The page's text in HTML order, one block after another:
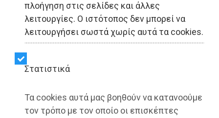
πλοήγηση στις σελίδες και άλλες
λειτουργίες. Ο ιστότοπος δεν μπορεί να
λειτουργήσει σωστά χωρίς αυτά τα cookies.
Στατιστικά
Τα cookies αυτά μας βοηθούν να κατανοούμε
τον τρόπο με τον οποίο οι επισκέπτες
Τα Εκπαιδευτήρια Δούκα
στηρίζουν τη ΓΑΛΙΛΑΙΑ
και τιμούν τον Μίκη
Θεοδωράκη
Share: